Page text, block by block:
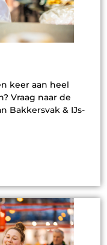
keer aan heel
Vraag naar de
Bakkersvak & IJs-